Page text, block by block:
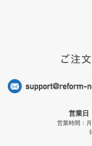
営業日
営業時間：